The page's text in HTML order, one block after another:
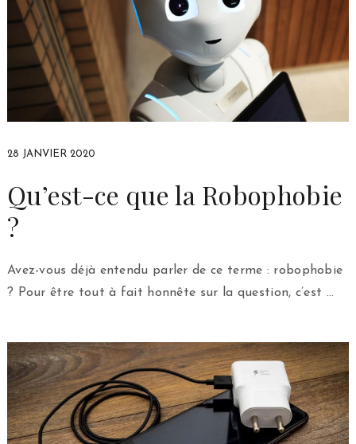
28 JANVIER 2020
Qu’est-ce que la Robophobie
?
Avez-vous déjà entendu parler de ce terme : robophobie
? Pour être tout à fait honnête sur la question, c’est …